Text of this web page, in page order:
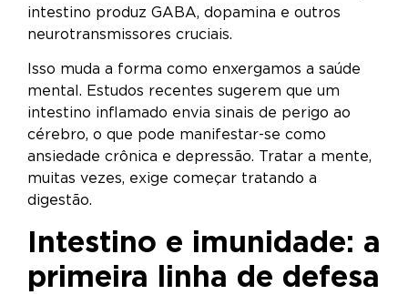
intestino produz GABA, dopamina e outros
neurotransmissores cruciais.
Isso muda a forma como enxergamos a saúde
mental. Estudos recentes sugerem que um
intestino inflamado envia sinais de perigo ao
cérebro, o que pode manifestar-se como
ansiedade crônica e depressão. Tratar a mente,
muitas vezes, exige começar tratando a
digestão.
Intestino e imunidade: a
primeira linha de defesa